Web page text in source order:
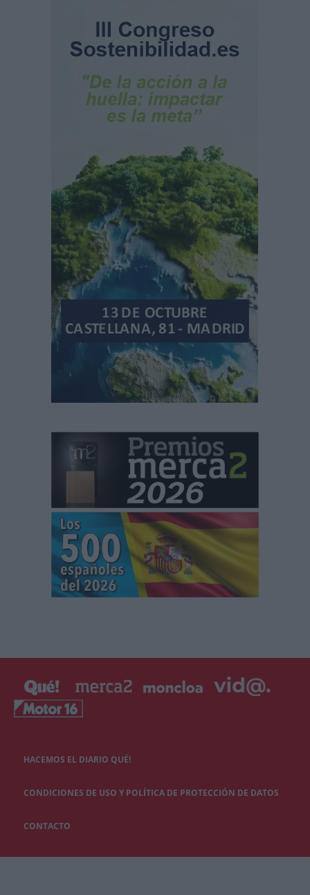
HACEMOS EL DIARIO QUÉ!
CONDICIONES DE USO Y POLÍTICA DE PROTECCIÓN DE DATOS
CONTACTO